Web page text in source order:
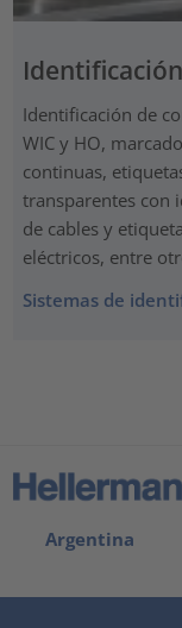
Identificación de
WIC y HO,
continuas,
transparentes con
de cables y
eléctricos, entre
Sistemas de
Argentina